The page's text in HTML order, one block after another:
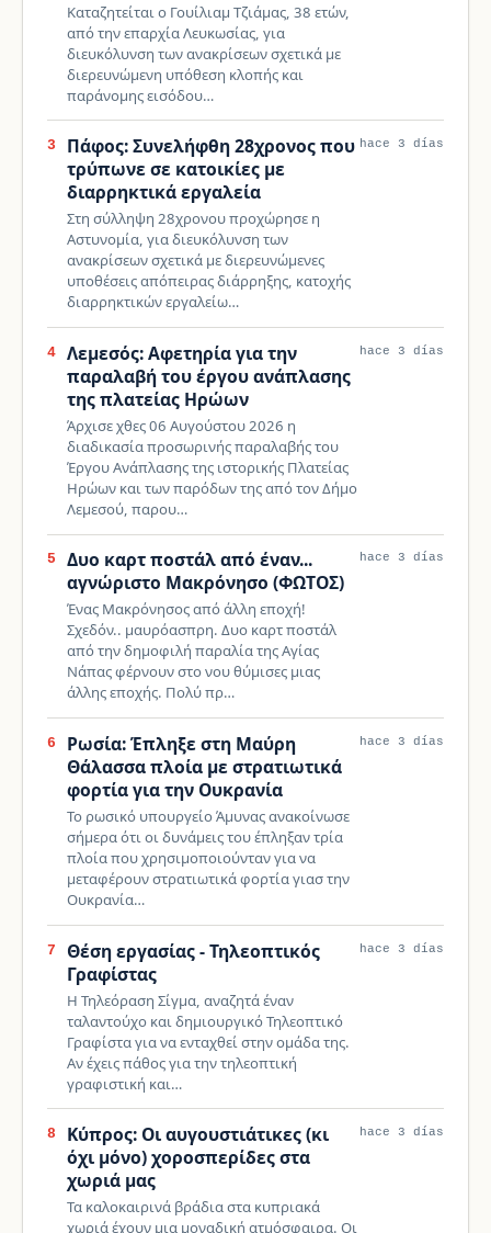
Καταζητείται ο Γουίλιαμ Τζιάμας, 38 ετών,
από την επαρχία Λευκωσίας, για
διευκόλυνση των ανακρίσεων σχετικά με
διερευνώμενη υπόθεση κλοπής και
παράνομης εισόδου…
3
Πάφος: Συνελήφθη 28χρονος που
τρύπωνε σε κατοικίες με
διαρρηκτικά εργαλεία
Στη σύλληψη 28χρονου προχώρησε η
Αστυνομία, για διευκόλυνση των
ανακρίσεων σχετικά με διερευνώμενες
υποθέσεις απόπειρας διάρρηξης, κατοχής
διαρρηκτικών εργαλείω…
hace 3 días
4
Λεμεσός: Αφετηρία για την
παραλαβή του έργου ανάπλασης
της πλατείας Ηρώων
Άρχισε χθες 06 Αυγούστου 2026 η
διαδικασία προσωρινής παραλαβής του
Έργου Ανάπλασης της ιστορικής Πλατείας
Ηρώων και των παρόδων της από τον Δήμο
Λεμεσού, παρου…
hace 3 días
5
Δυο καρτ ποστάλ από έναν...
αγνώριστο Μακρόνησο (ΦΩΤΟΣ)
Ένας Μακρόνησος από άλλη εποχή!
Σχεδόν.. μαυρόασπρη. Δυο καρτ ποστάλ
από την δημοφιλή παραλία της Αγίας
Νάπας φέρνουν στο νου θύμισες μιας
άλλης εποχής. Πολύ πρ…
hace 3 días
6
Ρωσία: Έπληξε στη Μαύρη
Θάλασσα πλοία με στρατιωτικά
φορτία για την Ουκρανία
Το ρωσικό υπουργείο Άμυνας ανακοίνωσε
σήμερα ότι οι δυνάμεις του έπληξαν τρία
πλοία που χρησιμοποιούνταν για να
μεταφέρουν στρατιωτικά φορτία γιασ την
Ουκρανία…
hace 3 días
7
Θέση εργασίας - Τηλεοπτικός
Γραφίστας
Η Τηλεόραση Σίγμα, αναζητά έναν
ταλαντούχο και δημιουργικό Τηλεοπτικό
Γραφίστα για να ενταχθεί στην ομάδα της.
Αν έχεις πάθος για την τηλεοπτική
γραφιστική και…
hace 3 días
8
Κύπρος: Οι αυγουστιάτικες (κι
όχι μόνο) χοροσπερίδες στα
χωριά μας
Τα καλοκαιρινά βράδια στα κυπριακά
χωριά έχουν μια μοναδική ατμόσφαιρα. Οι
hace 3 días